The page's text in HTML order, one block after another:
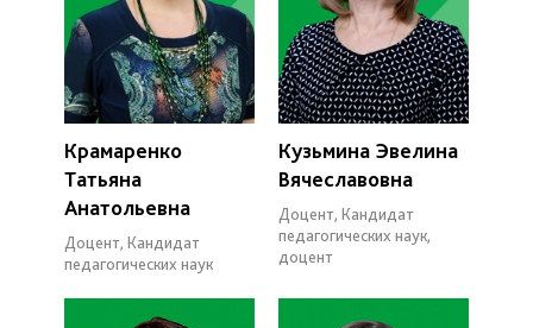
Крамаренко
Татьяна
Анатольевна
Доцент, Кандидат
педагогических наук
Кузьмина Эвелина
Вячеславовна
Доцент, Кандидат
педагогических наук,
доцент